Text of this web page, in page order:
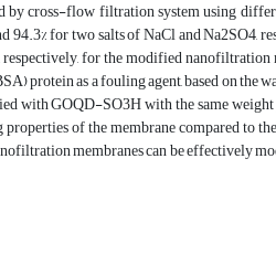
by cross-flow filtration system using
for two salts of NaCl and Na2SO4,
for the modified nanofiltration
protein as a fouling agent, based on the
with GOQD-SO3H with the same weight
of the membrane compared to
membranes can be effectively